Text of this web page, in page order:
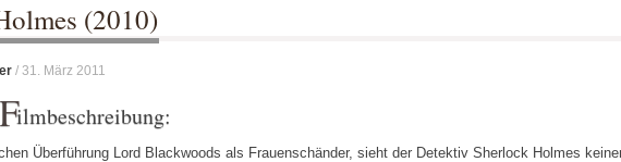
(2010)
/ 31. März 2011
Filmbeschreibung:
Überführung Lord Blackwoods als Frauenschänder, sieht der Detektiv Sherlock Holmes